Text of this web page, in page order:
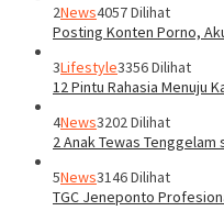
2News4057 Dilihat
Posting Konten Porno,
3Lifestyle3356 Dilihat
12 Pintu Rahasia Menuju
4News3202 Dilihat
2 Anak Tewas
5News3146 Dilihat
TGC Jeneponto